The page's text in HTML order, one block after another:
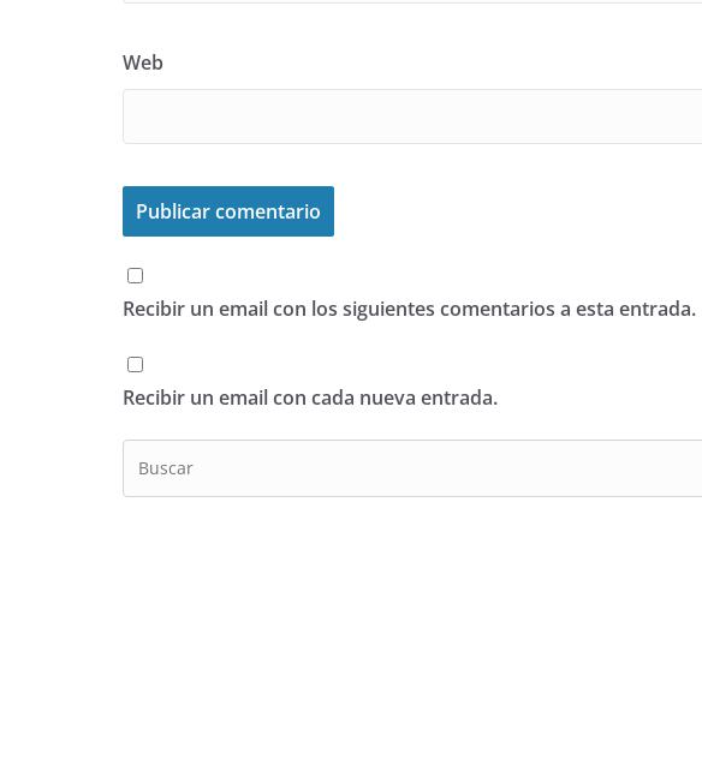
Web
Recibir un email con los siguientes comentarios a esta entrada.
Recibir un email con cada nueva entrada.